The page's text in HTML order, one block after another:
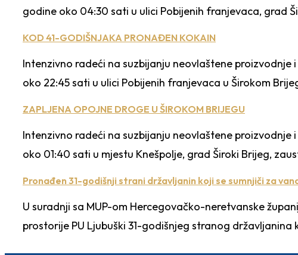
godine oko 04:30 sati u ulici Pobijenih franjevaca, grad
KOD 41-GODIŠNJAKA PRONAĐEN KOKAIN
Intenzivno radeći na suzbijanju neovlaštene
oko 22:45 sati u ulici Pobijenih franjevaca u Širokom
ZAPLJENA OPOJNE DROGE U ŠIROKOM BRIJEGU
Intenzivno radeći na suzbijanju neovlaštene
oko 01:40 sati u mjestu Knešpolje, grad Široki Brijeg,
Pronađen 31-godišnji strani državljanin koji se sumnjiči za
U suradnji sa MUP-om Hercegovačko-neretvanske
prostorije PU Ljubuški 31-godišnjeg stranog